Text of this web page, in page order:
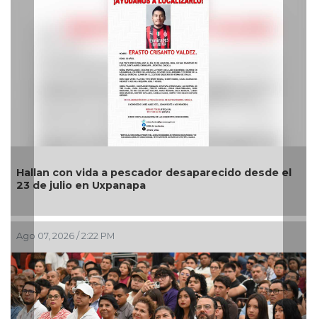
Hallan con vida a pescador desaparecido desde el
23 de julio en Uxpanapa
Ago 07, 2026 / 2:22 PM